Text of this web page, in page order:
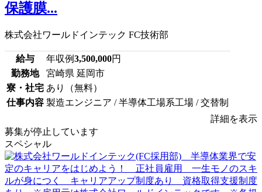
保護膜...
株式会社ワールドインテック FC技術部
給与 年収例3,500,000円
勤務地
宮崎県 延岡市
寮・社宅 あり（無料）
仕事内容 製造エンジニア / 半導体工場系工場 / 交替制
詳細を表示
募集が停止しています
スペシャル